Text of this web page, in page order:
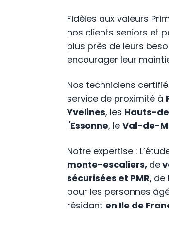
Fidèles aux valeurs
nos clients seniors et
plus près de leurs
encourager leur
Nos techniciens
service de proximité à
Yvelines, les Hauts-
l'Essonne, le Val-de-
Notre expertise :
monte-escaliers, de
sécurisées et PMR, de
pour les personnes
résidant en Ile de